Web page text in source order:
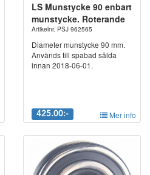
LS Munstycke 90 enbart
munstycke. Roterande
Artikelnr. PSJ 962565
Diameter munstycke 90 mm.
Används till spabad sålda
innan 2018-06-01.
425.00:- Mer info